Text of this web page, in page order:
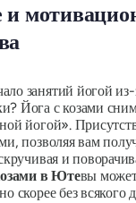
занятий йогой из-
Йога с козами
йогой».
позволяя вам
и
в Ютевы
скорее без всякого